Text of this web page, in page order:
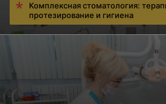
Комплексная стоматология:
протезирование и гигиена